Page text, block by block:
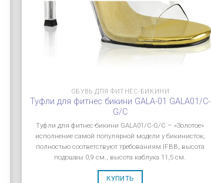
ОБУВЬ ДЛЯ ФИТНЕС-БИКИНИ
Туфли для фитнес бикини GALA-01 GALA01/C-
G/C
Туфли для фитнес-бикини GALA01/C-G/C – «Золотое»
исполнение самой популярной модели у бикинисток,
полностью соответствуют требованиям IFBB, высота
подошвы 0,9 см., высота каблука 11,5 см.
КУПИТЬ